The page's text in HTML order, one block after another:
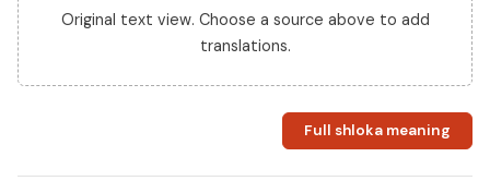
Original text view. Choose a source above to add
translations.
Full shloka meaning